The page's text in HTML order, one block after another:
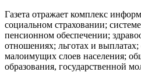
Газета отражает комплекс
социальном страховании;
пенсионном обеспечении;
отношениях; льготах и
малоимущих слоев населения;
образования, государственной